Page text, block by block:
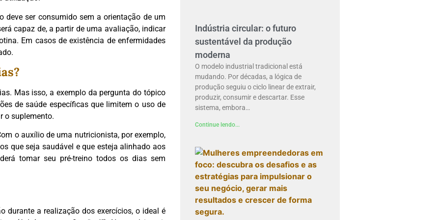
deve ser consumido sem a orientação de um
capaz de, a partir de uma avaliação, indicar
Em casos de existência de enfermidades
Mas isso, a exemplo da pergunta do tópico
de saúde específicas que limitem o uso de
o suplemento.
o auxílio de uma nutricionista, por exemplo,
que seja saudável e que esteja alinhado aos
tomar seu pré-treino todos os dias sem
durante a realização dos exercícios, o ideal é
Indústria circular: o futuro
sustentável da produção
moderna
O modelo industrial tradicional está
mudando. Por décadas, a lógica de
produção seguiu o ciclo linear de extrair,
produzir, consumir e descartar. Esse
sistema, embora…
Continue lendo...